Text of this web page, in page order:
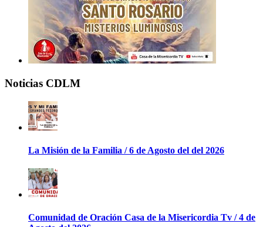
Noticias CDLM
La Misión de la Familia / 6 de Agosto del del 2026
Comunidad de Oración Casa de la Misericordia Tv / 4 de